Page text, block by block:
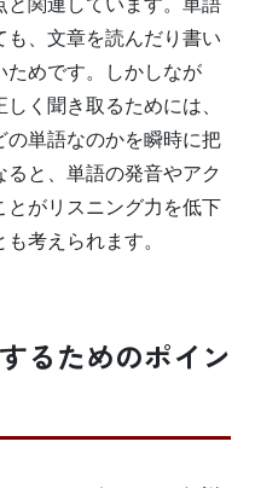
、文章を読んだり書い
めです。しかしなが
く聞き取るためには、
単語なのかを瞬時に把
と、単語の発音やアク
がリスニング力を低下
考えられます。
るためのポイン